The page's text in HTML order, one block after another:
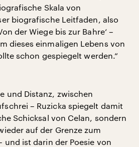
Skala von
biografische Leitfaden, also
der Wiege bis zur Bahre‘ –
dieses einmaligen Lebens von
schon gespiegelt werden.“
und Distanz, zwischen
– Ruzicka spiegelt damit
Schicksal von Celan, sondern
auf der Grenze zum
und ist darin der Poesie von